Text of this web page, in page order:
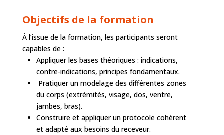
Objectifs de la formation
À l’issue de la formation, les participants seront
capables de :
Appliquer les bases théoriques : indications,
contre-indications, principes fondamentaux.
Pratiquer un modelage des différentes zones
du corps (extrémités, visage, dos, ventre,
jambes, bras).
Construire et appliquer un protocole cohérent
et adapté aux besoins du receveur.